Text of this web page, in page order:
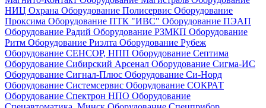
НИЦ Охрана Оборудование Полисервис Оборудование
Проксима Оборудование ПТК "ИВС" Оборудование ПЭАП
Оборудование Радий Оборудование РЗМКП Оборудование
Ритм Оборудование Риэлта Оборудование Рубеж
Оборудование СЕНСОР, НПП Оборудование Септима
Оборудование Сибирский Арсенал Оборудование Сигма-ИС
Оборудование Сигнал-Плюс Оборудование Си-Норд
Оборудование Системсервис Оборудование СОКРАТ
Оборудование Спектрон НПО Оборудование